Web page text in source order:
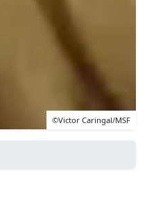
©Victor Caringal/MSF